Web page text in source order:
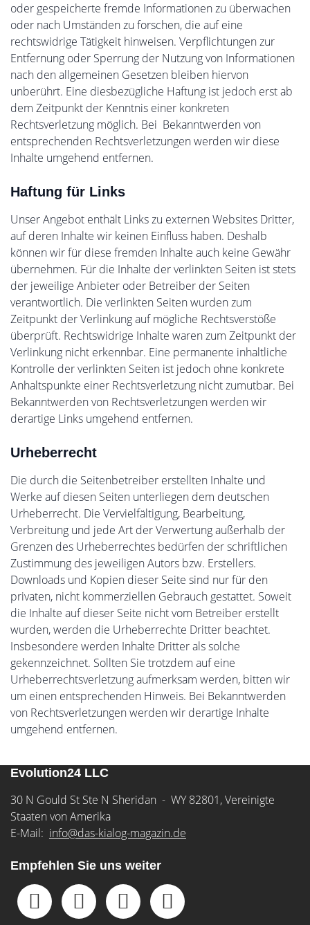
oder gespeicherte fremde Informationen zu überwachen
oder nach Umständen zu forschen, die auf eine
rechtswidrige Tätigkeit hinweisen. Verpflichtungen zur
Entfernung oder Sperrung der Nutzung von Informationen
nach den allgemeinen Gesetzen bleiben hiervon
unberührt. Eine diesbezügliche Haftung ist jedoch erst ab
dem Zeitpunkt der Kenntnis einer konkreten
Rechtsverletzung möglich. Bei Bekanntwerden von
entsprechenden Rechtsverletzungen werden wir diese
Inhalte umgehend entfernen.
Haftung für Links
Unser Angebot enthält Links zu externen Websites Dritter,
auf deren Inhalte wir keinen Einfluss haben. Deshalb
können wir für diese fremden Inhalte auch keine Gewähr
übernehmen. Für die Inhalte der verlinkten Seiten ist stets
der jeweilige Anbieter oder Betreiber der Seiten
verantwortlich. Die verlinkten Seiten wurden zum
Zeitpunkt der Verlinkung auf mögliche Rechtsverstöße
überprüft. Rechtswidrige Inhalte waren zum Zeitpunkt der
Verlinkung nicht erkennbar. Eine permanente inhaltliche
Kontrolle der verlinkten Seiten ist jedoch ohne konkrete
Anhaltspunkte einer Rechtsverletzung nicht zumutbar. Bei
Bekanntwerden von Rechtsverletzungen werden wir
derartige Links umgehend entfernen.
Urheberrecht
Die durch die Seitenbetreiber erstellten Inhalte und
Werke auf diesen Seiten unterliegen dem deutschen
Urheberrecht. Die Vervielfältigung, Bearbeitung,
Verbreitung und jede Art der Verwertung außerhalb der
Grenzen des Urheberrechtes bedürfen der schriftlichen
Zustimmung des jeweiligen Autors bzw. Erstellers.
Downloads und Kopien dieser Seite sind nur für den
privaten, nicht kommerziellen Gebrauch gestattet. Soweit
die Inhalte auf dieser Seite nicht vom Betreiber erstellt
wurden, werden die Urheberrechte Dritter beachtet.
Insbesondere werden Inhalte Dritter als solche
gekennzeichnet. Sollten Sie trotzdem auf eine
Urheberrechtsverletzung aufmerksam werden, bitten wir
um einen entsprechenden Hinweis. Bei Bekanntwerden
von Rechtsverletzungen werden wir derartige Inhalte
umgehend entfernen.
Evolution24 LLC
30 N Gould St Ste N Sheridan - WY 82801, Vereinigte
Staaten von Amerika
E-Mail: info@das-kialog-magazin.de
Empfehlen Sie uns weiter